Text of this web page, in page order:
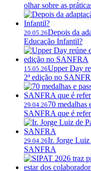
olhar sobre as
20.05.26Depois da
Educação Infantil?
15.05.26Upper Day
2ª edição no
29.04.2670 medalhas
SANFRA que é
29.04.26Ir. Jorge Luiz
SANFRA